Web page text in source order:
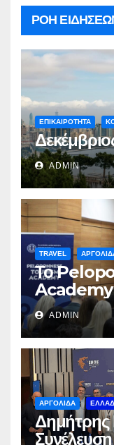
ΡΟΗ
ΕΠΙΚΑΙΡΟΤΗΤΑ
ADMIN
TRAVEL
Το
Academy
ADMIN
ΑΡΓΟΛΙΔΑ
Δημήτρης